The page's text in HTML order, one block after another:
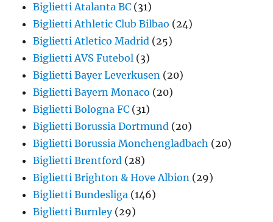
Biglietti Atalanta BC (31)
Biglietti Athletic Club Bilbao (24)
Biglietti Atletico Madrid (25)
Biglietti AVS Futebol (3)
Biglietti Bayer Leverkusen (20)
Biglietti Bayern Monaco (20)
Biglietti Bologna FC (31)
Biglietti Borussia Dortmund (20)
Biglietti Borussia Monchengladbach (20)
Biglietti Brentford (28)
Biglietti Brighton & Hove Albion (29)
Biglietti Bundesliga (146)
Biglietti Burnley(29)